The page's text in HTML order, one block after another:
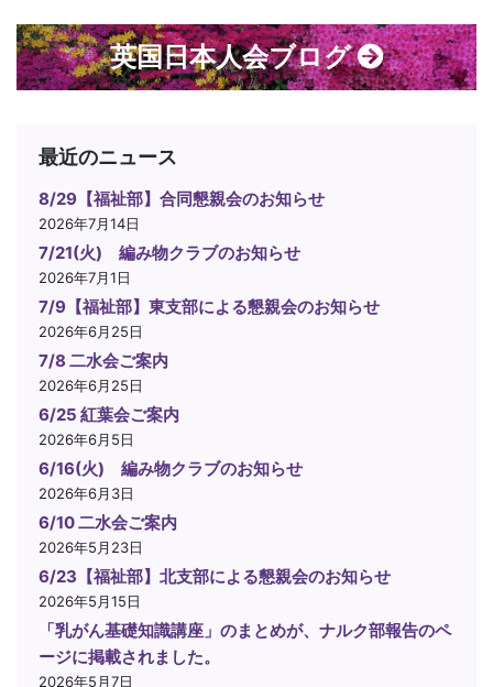
英国日本人会ブログ
最近のニュース
8/29【福祉部】合同懇親会のお知らせ
2026年7月14日
7/21(火) 編み物クラブのお知らせ
2026年7月1日
7/9【福祉部】東支部による懇親会のお知らせ
2026年6月25日
7/8 二水会ご案内
2026年6月25日
6/25 紅葉会ご案内
2026年6月5日
6/16(火) 編み物クラブのお知らせ
2026年6月3日
6/10 二水会ご案内
2026年5月23日
6/23【福祉部】北支部による懇親会のお知らせ
2026年5月15日
「乳がん基礎知識講座」のまとめが、ナルク部報告のペ
ージに掲載されました。
2026年5月7日